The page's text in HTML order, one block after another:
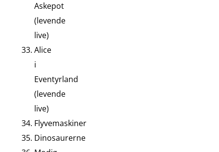
Askepot
(levende
live)
Alice
i
Eventyrland
(levende
live)
Flyvemaskiner
Dinosaurerne